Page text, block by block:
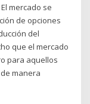
mercado se
de opciones
del
que el mercado
para aquellos
manera